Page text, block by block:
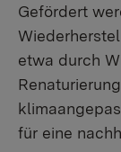
Gefördert
etwa durch
für eine